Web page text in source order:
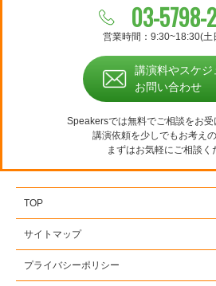
03-5798-
営業時間：9:30~18:30(土
講演料やスケジ
お問い合わせ
Speakersでは無料でご相談をお受
講演依頼を少しでもお考えの
まずはお気軽にご相談く
TOP
サイトマップ
プライバシーポリシー